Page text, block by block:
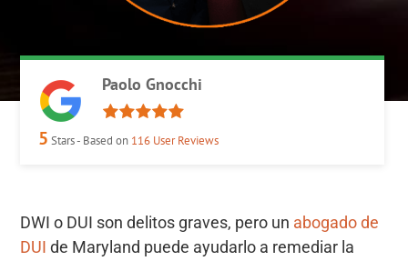
Paolo Gnocchi
5 Stars - Based on 116 User Reviews
DWI o DUI son delitos graves, pero un abogado de
DUI de Maryland puede ayudarlo a remediar la